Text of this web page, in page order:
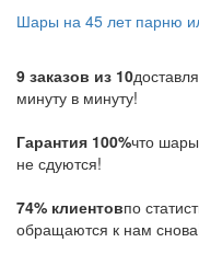
Шары на 45 лет парню
9 заказов из 10
минуту в минуту!
Гарантия 100%что шары
не сдуются!
74% клиентовпо
обращаются к нам